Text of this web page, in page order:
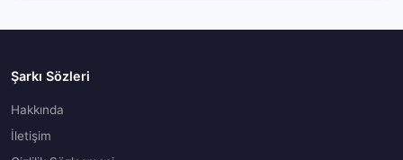
Şarkı Sözleri
Hakkında
İletişim